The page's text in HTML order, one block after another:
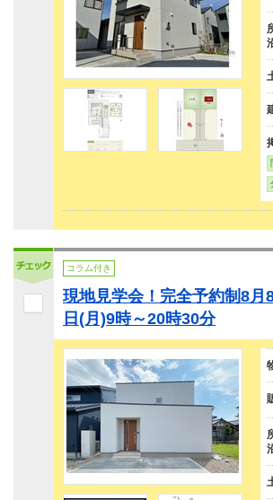
コラム付き
現地見学会！完全予約制8月
日(月)9時～20時30分